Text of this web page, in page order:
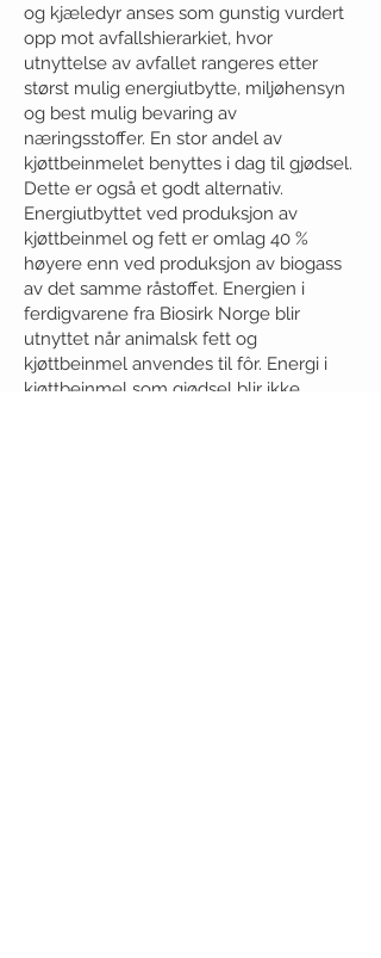
og kjæledyr anses som gunstig vurdert
opp mot avfallshierarkiet, hvor
utnyttelse av avfallet rangeres etter
størst mulig energiutbytte, miljøhensyn
og best mulig bevaring av
næringsstoffer. En stor andel av
kjøttbeinmelet benyttes i dag til gjødsel.
Dette er også et godt alternativ.
Energiutbyttet ved produksjon av
kjøttbeinmel og fett er omlag 40 %
høyere enn ved produksjon av biogass
av det samme råstoffet. Energien i
ferdigvarene fra Biosirk Norge blir
utnyttet når animalsk fett og
kjøttbeinmel anvendes til fôr. Energi i
kjøttbeinmel som gjødsel blir ikke